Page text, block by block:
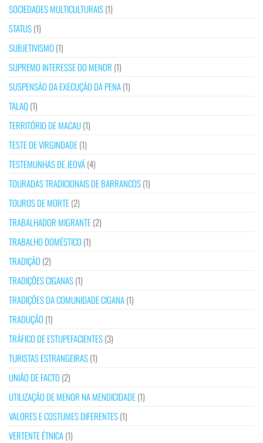
SOCIEDADES MULTICULTURAIS(1)
STATUS(1)
SUBJETIVISMO (1)
SUPREMO INTERESSE DO MENOR (1)
SUSPENSÃO DA EXECUÇÃO DA PENA(1)
TALAQ(1)
TERRITÓRIO DE MACAU(1)
TESTE DE VIRGINDADE(1)
TESTEMUNHAS DE JEOVÁ(4)
TOURADAS TRADICIONAIS DE BARRANCOS(1)
TOUROS DE MORTE(2)
TRABALHADOR MIGRANTE(2)
TRABALHO DOMÉSTICO (1)
TRADIÇÃO (2)
TRADIÇÕES CIGANAS(1)
TRADIÇÕES DA COMUNIDADE CIGANA(1)
TRADUÇÃO (1)
TRÁFICO DE ESTUPEFACIENTES(3)
TURISTAS ESTRANGEIRAS(1)
UNIÃO DE FACTO (2)
UTILIZAÇÃO DE MENOR NA MENDICIDADE(1)
VALORES E COSTUMES DIFERENTES(1)
VERTENTE ÉTNICA(1)